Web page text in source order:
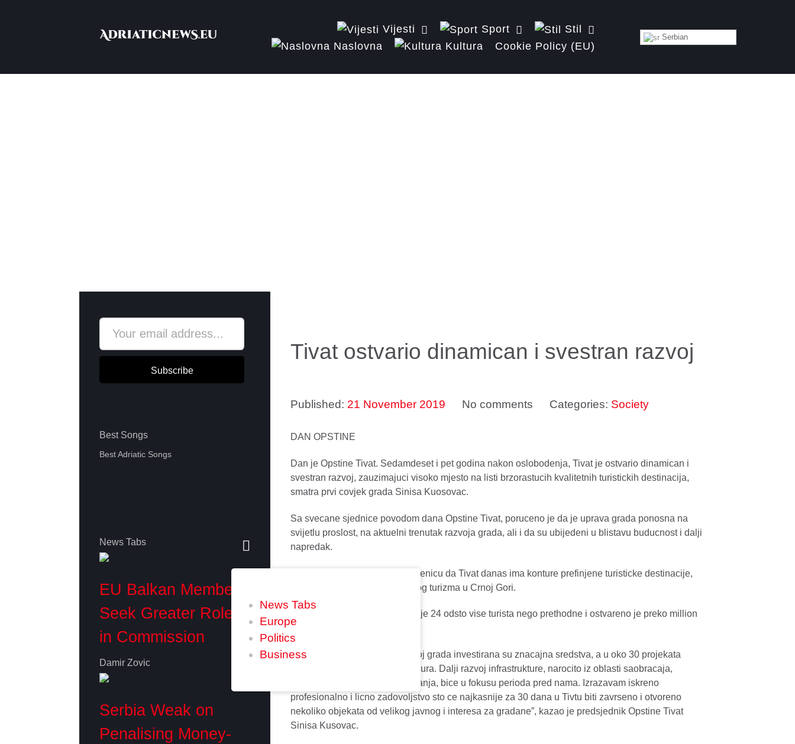
Vijesti Sport
Stil
Naslovna
Kultura Cookie Policy (EU)
Serbian
Subscribe
Best Songs
Best Adriatic Songs
News Tabs
Europe
Politics
Business
News Tabs
EU Balkan Members
Seek Greater Role
in Commission
Damir Zovic
Serbia Weak on
Penalising Money-
Tivat ostvario dinamican i svestran razvoj
Published: 21 November 2019 No comments Categories: Society
DAN OPSTINE
Dan je Opstine Tivat. Sedamdeset i pet godina nakon oslobodenja, Tivat je ostvario dinamican i
svestran razvoj, zauzimajuci visoko mjesto na listi brzorastucih kvalitetnih turistickih destinacija,
smatra prvi covjek grada Sinisa Kuosovac.
Sa svecane sjednice povodom dana Opstine Tivat, poruceno je da je uprava grada ponosna na
svijetlu proslost, na aktuelni trenutak razvoja grada, ali i da su ubijedeni u blistavu buducnost i dalji
napredak.
On je prisutne podsjetio na cinjenicu da Tivat danas ima konture prefinjene turisticke destinacije,
sto ga svrstava u sam vrh elitnog turizma u Crnoj Gori.
Taj grad u ovoj godini posjetilo je 24 odsto vise turista nego prethodne i ostvareno je preko million
nocenja.
“U proteklih 12 mjeseci, u razvoj grada investirana su znacajna sredstva, a u oko 30 projekata
ulozeno je vise od 10 miliona eura. Dalji razvoj infrastrukture, narocito iz oblasti saobracaja,
komunikacija, sporta i obrazovanja, bice u fokusu perioda pred nama. Izrazavam iskreno
profesionalno i licno zadovoljstvo sto ce najkasnije za 30 dana u Tivtu biti zavrseno i otvoreno
nekoliko objekata od velikog javnog i interesa za gradane”, kazao je predsjednik Opstine Tivat
Sinisa Kusovac.